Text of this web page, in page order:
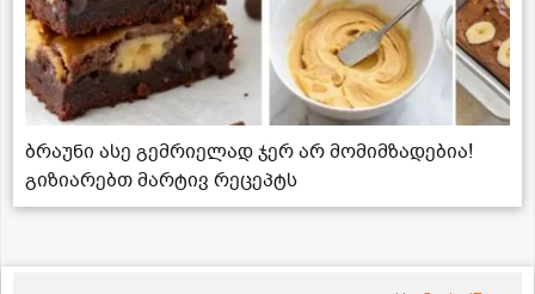
ბრაუნი ასე გემრიელად ჯერ არ მომიმზადებია!
გიზიარებთ მარტივ რეცეპტს